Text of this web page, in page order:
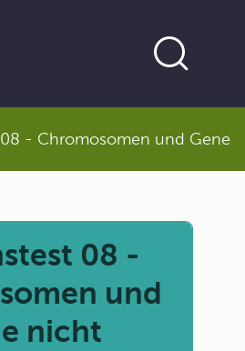
- Chromosomen und Gene
08 -
und
nicht